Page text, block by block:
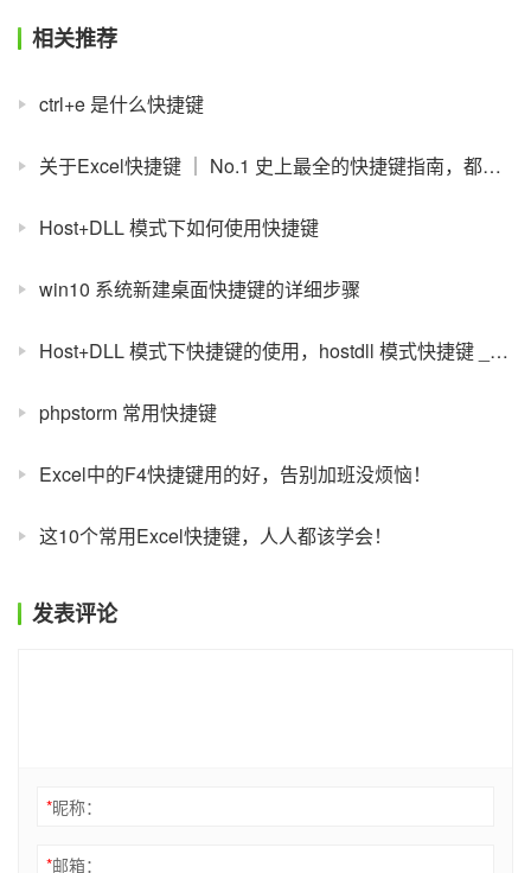
相关推荐
ctrl+e 是什么快捷键
关于Excel快捷键 ｜ No.1 史上最全的快捷键指南，都帮你整理好了
Host+DLL 模式下如何使用快捷键
win10 系统新建桌面快捷键的详细步骤
Host+DLL 模式下快捷键的使用，hostdll 模式快捷键 _PHP 教程
phpstorm 常用快捷键
Excel中的F4快捷键用的好，告别加班没烦恼！
这10个常用Excel快捷键，人人都该学会！
发表评论
*昵称：
*邮箱：